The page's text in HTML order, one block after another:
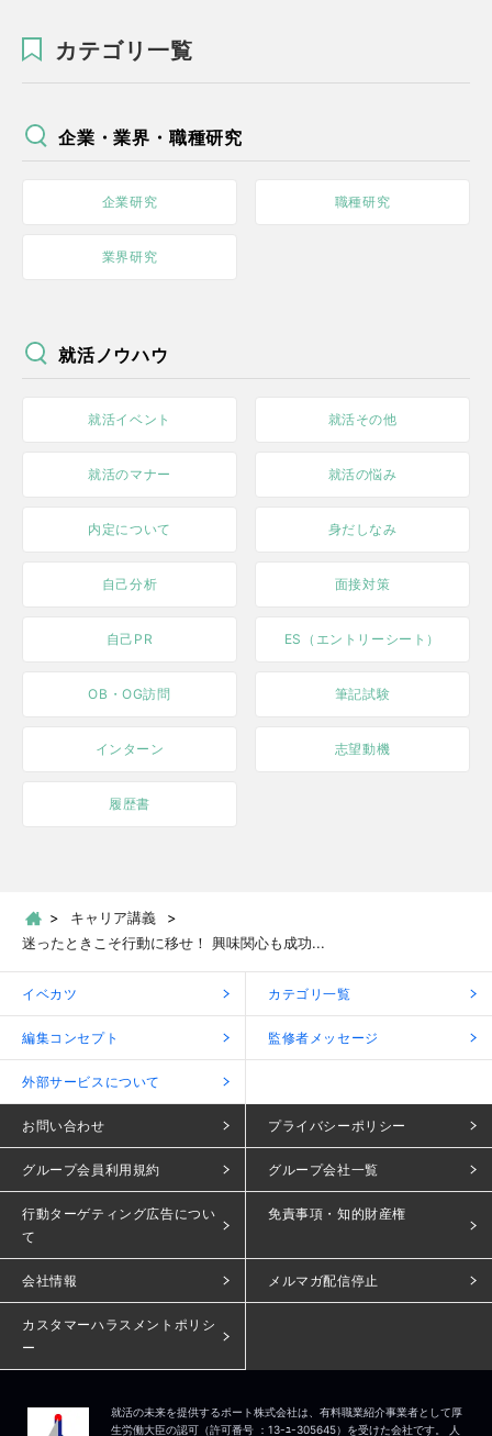
カテゴリ一覧
企業・業界・職種研究
企業研究 職種研究
業界研究
就活ノウハウ
就活イベント 就活その他
就活のマナー 就活の悩み
内定について 身だしなみ
自己分析 面接対策
自己PR ES（エントリーシート）
OB・OG訪問 筆記試験
インターン 志望動機
履歴書
キャリア講義
迷ったときこそ行動に移せ！ 興味関心も成功...
イベカツ カテゴリ一覧
編集コンセプト 監修者メッセージ
外部サービスについて
お問い合わせ プライバシーポリシー
グループ会員利用規約 グループ会社一覧
行動ターゲティング広告につい
て
免責事項・知的財産権
会社情報 メルマガ配信停止
カスタマーハラスメントポリシ
ー